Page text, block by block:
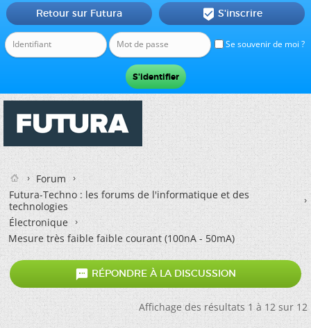
Se souvenir de moi ?
Retour sur Futura  S'inscrire
Forum
Futura-Techno : les forums de l'informatique et des
technologies
Électronique
Mesure très faible faible courant (100nA - 50mA)
 RÉPONDRE À LA DISCUSSION
Affichage des résultats 1 à 12 sur 12